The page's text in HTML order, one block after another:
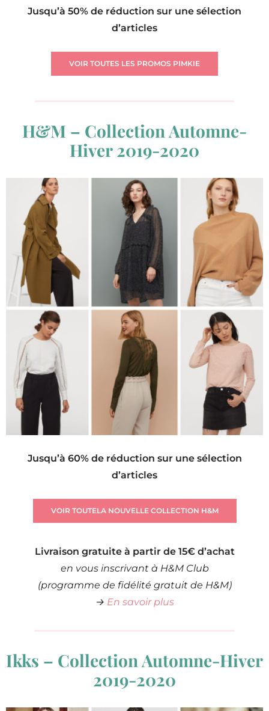
Jusqu’à 50% de réduction sur une sélection
d’articles
VOIR TOUTES LES PROMOS PIMKIE
H&M – Collection Automne-
Hiver 2019-2020
Jusqu’à 60% de réduction sur une sélection
d’articles
VOIR TOUTELA NOUVELLE COLLECTION H&M
Livraison gratuite à partir de 15€ d’achat
en vous inscrivant à H&M Club
(programme de fidélité gratuit de H&M)
→ En savoir plus
Ikks – Collection Automne-Hiver
2019-2020